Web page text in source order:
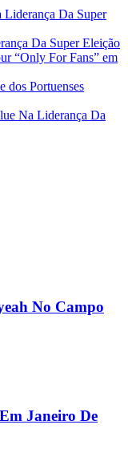
Da Super
Da Super Eleição
“Only For Fans” em
dos Portuenses
Na Liderança Da
No Campo
Janeiro De